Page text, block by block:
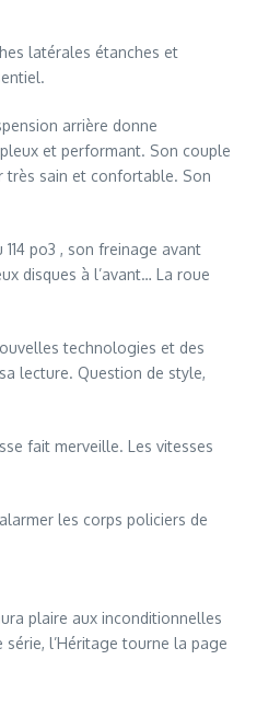
latérales étanches et
arrière donne
et performant. Son couple
très sain et confortable. Son
po3 , son freinage avant
disques à l’avant… La roue
technologies et des
lecture. Question de style,
fait merveille. Les vitesses
les corps policiers de
plaire aux inconditionnelles
l’Héritage tourne la page